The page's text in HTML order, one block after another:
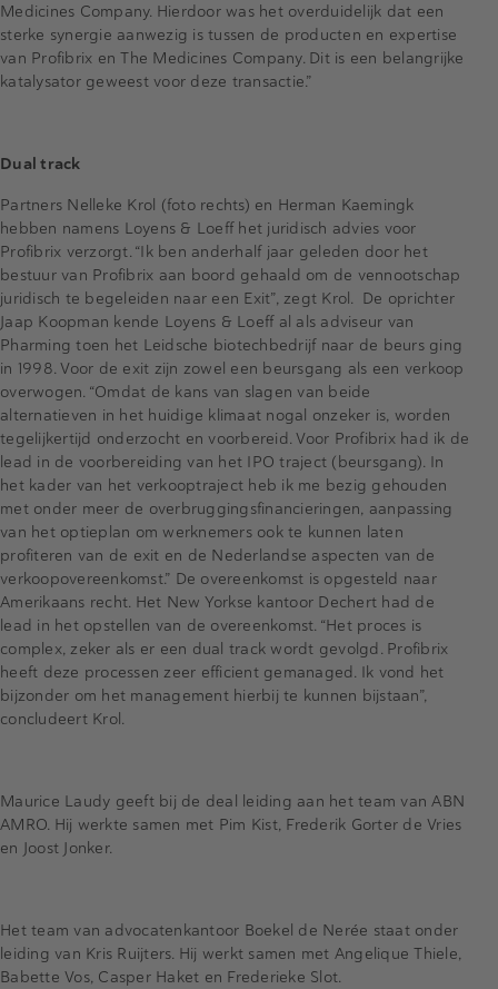
Medicines Company. Hierdoor was het overduidelijk dat een
sterke synergie aanwezig is tussen de producten en expertise
van Profibrix en The Medicines Company. Dit is een belangrijke
katalysator geweest voor deze transactie.”
Dual track
Partners Nelleke Krol (foto rechts) en Herman Kaemingk
hebben namens Loyens & Loeff het juridisch advies voor
Profibrix verzorgt. “Ik ben anderhalf jaar geleden door het
bestuur van Profibrix aan boord gehaald om de vennootschap
juridisch te begeleiden naar een Exit”, zegt Krol. De oprichter
Jaap Koopman kende Loyens & Loeff al als adviseur van
Pharming toen het Leidsche biotechbedrijf naar de beurs ging
in 1998. Voor de exit zijn zowel een beursgang als een verkoop
overwogen. “Omdat de kans van slagen van beide
alternatieven in het huidige klimaat nogal onzeker is, worden
tegelijkertijd onderzocht en voorbereid. Voor Profibrix had ik de
lead in de voorbereiding van het IPO traject (beursgang). In
het kader van het verkooptraject heb ik me bezig gehouden
met onder meer de overbruggingsfinancieringen, aanpassing
van het optieplan om werknemers ook te kunnen laten
profiteren van de exit en de Nederlandse aspecten van de
verkoopovereenkomst.” De overeenkomst is opgesteld naar
Amerikaans recht. Het New Yorkse kantoor Dechert had de
lead in het opstellen van de overeenkomst. “Het proces is
complex, zeker als er een dual track wordt gevolgd. Profibrix
heeft deze processen zeer efficient gemanaged. Ik vond het
bijzonder om het management hierbij te kunnen bijstaan”,
concludeert Krol.
Maurice Laudy geeft bij de deal leiding aan het team van ABN
AMRO. Hij werkte samen met Pim Kist, Frederik Gorter de Vries
en Joost Jonker.
Het team van advocatenkantoor Boekel de Nerée staat onder
leiding van Kris Ruijters. Hij werkt samen met Angelique Thiele,
Babette Vos, Casper Haket en Frederieke Slot.